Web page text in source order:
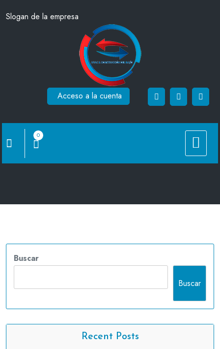
Slogan de la empresa
Acceso a la cuenta
0
Buscar
Buscar
Recent Posts